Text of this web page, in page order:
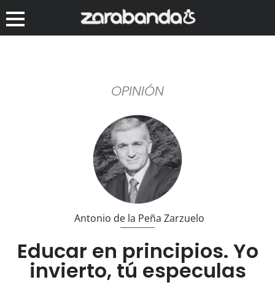
OPINIÓN
Antonio de la Peña Zarzuelo
Educar en principios. Yo
invierto, tú especulas